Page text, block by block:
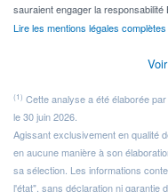
sauraient engager la responsabilité
Lire les mentions légales complètes
(1) Cette analyse a été élaborée
le 30 juin 2026.
Agissant exclusivement en qualité
en aucune manière à son
sa sélection. Les informations
l'état", sans déclaration ni garantie